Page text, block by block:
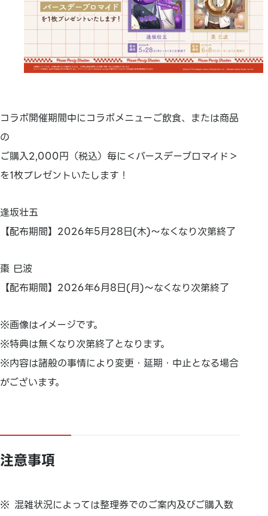
コラボ開催期間中にコラボメニューご飲食、または商品
の
ご購入2,000円（税込）毎に＜バースデーブロマイド＞
を1枚プレゼントいたします！
逢坂壮五
【配布期間】2026年5月28日(木)～なくなり次第終了
棗 巳波
【配布期間】2026年6月8日(月)～なくなり次第終了
※画像はイメージです。
※特典は無くなり次第終了となります。
※内容は諸般の事情により変更・延期・中止となる場合
がございます。
注意事項
混雑状況によっては整理券でのご案内及びご購入数